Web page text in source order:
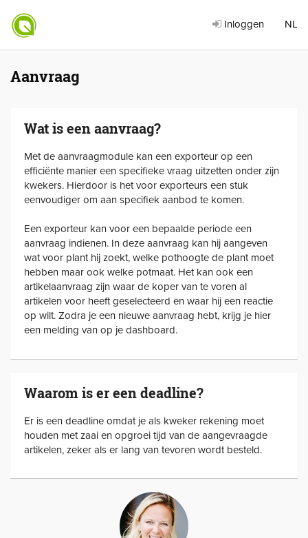
Inloggen NL
Aanvraag
Wat is een aanvraag?
Met de aanvraagmodule kan een exporteur op een
efficiënte manier een specifieke vraag uitzetten onder zijn
kwekers. Hierdoor is het voor exporteurs een stuk
eenvoudiger om aan specifiek aanbod te komen.
Een exporteur kan voor een bepaalde periode een
aanvraag indienen. In deze aanvraag kan hij aangeven
wat voor plant hij zoekt, welke pothoogte de plant moet
hebben maar ook welke potmaat. Het kan ook een
artikelaanvraag zijn waar de koper van te voren al
artikelen voor heeft geselecteerd en waar hij een reactie
op wilt. Zodra je een nieuwe aanvraag hebt, krijg je hier
een melding van op je dashboard.
Waarom is er een deadline?
Er is een deadline omdat je als kweker rekening moet
houden met zaai en opgroei tijd van de aangevraagde
artikelen, zeker als er lang van tevoren wordt besteld.